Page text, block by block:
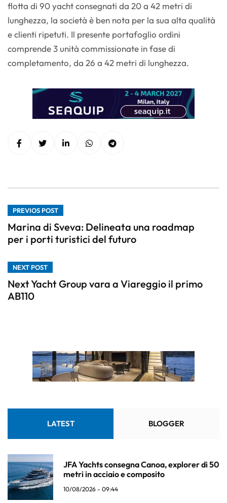
flotta di 90 yacht consegnati da 20 a 42 metri di
lunghezza, la società è ben nota per la sua alta qualità
e clienti ripetuti. Il presente portafoglio ordini
comprende 3 unità commissionate in fase di
completamento, da 26 a 42 metri di lunghezza.
PREVIOS POST
Marina di Sveva: Delineata una roadmap
per i porti turistici del futuro
NEXT POST
Next Yacht Group vara a Viareggio il primo
AB110
LATEST BLOGGER
JFA Yachts consegna Canoa, explorer di 50
metri in acciaio e composito
10/08/2026 - 09:44